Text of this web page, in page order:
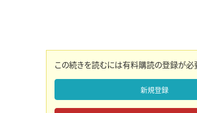
この続きを読むには有料購読の登録が必
新規登録